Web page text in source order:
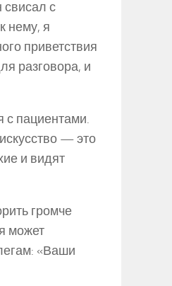
свисал с
нему, я
приветствия
разговора, и
с пациентами.
— это
и видят
громче
может
«Ваши